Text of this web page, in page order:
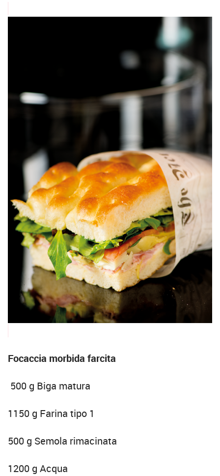
Focaccia morbida farcita
500 g Biga matura
1150 g Farina tipo 1
500 g Semola rimacinata
1200 g Acqua